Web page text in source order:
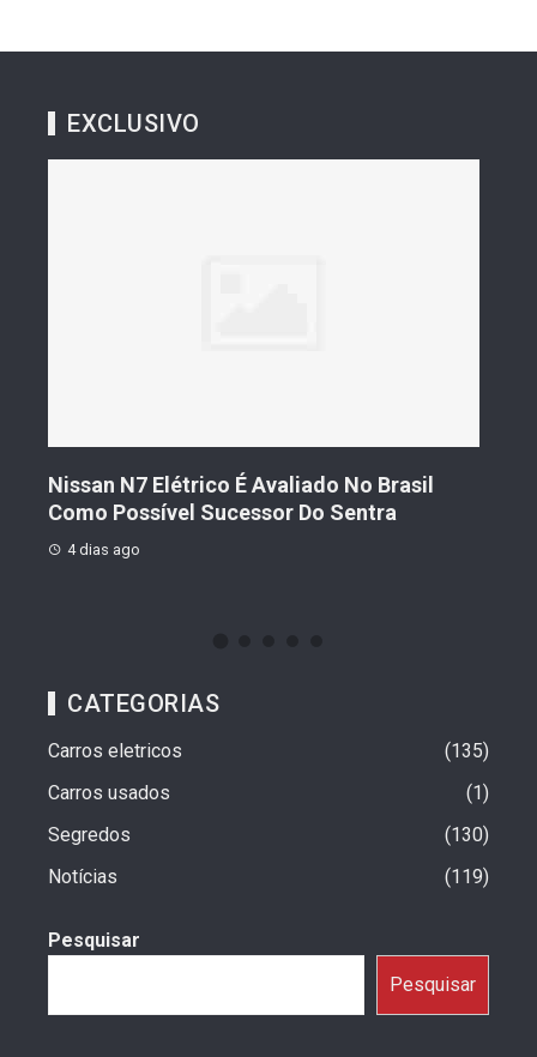
EXCLUSIVO
Nissan N7 Elétrico É Avaliado No Brasil
Como Possível Sucessor Do Sentra
4 dias ago
CATEGORIAS
Carros eletricos
135
Carros usados
1
Segredos
130
Notícias
119
Pesquisar
Pesquisar